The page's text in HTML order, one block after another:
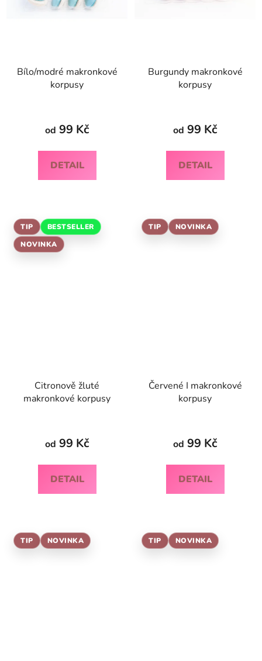
Bílo/modré makronkové
korpusy
od 99 Kč
DETAIL
Burgundy makronkové
korpusy
od 99 Kč
DETAIL
TIP
BESTSELLER
NOVINKA
Citronově žluté
makronkové korpusy
od 99 Kč
DETAIL
TIP NOVINKA
Červené I makronkové
korpusy
od 99 Kč
DETAIL
TIP NOVINKA TIP NOVINKA